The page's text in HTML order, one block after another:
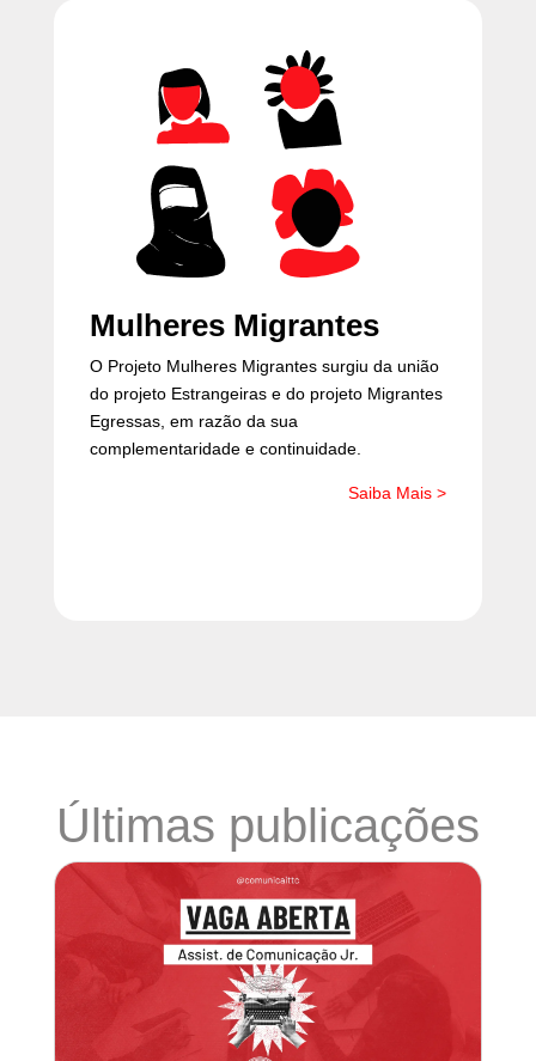
Mulheres Migrantes
O Projeto Mulheres Migrantes surgiu da união
do projeto Estrangeiras e do projeto Migrantes
Egressas, em razão da sua
complementaridade e continuidade.
Saiba Mais >
Últimas publicações